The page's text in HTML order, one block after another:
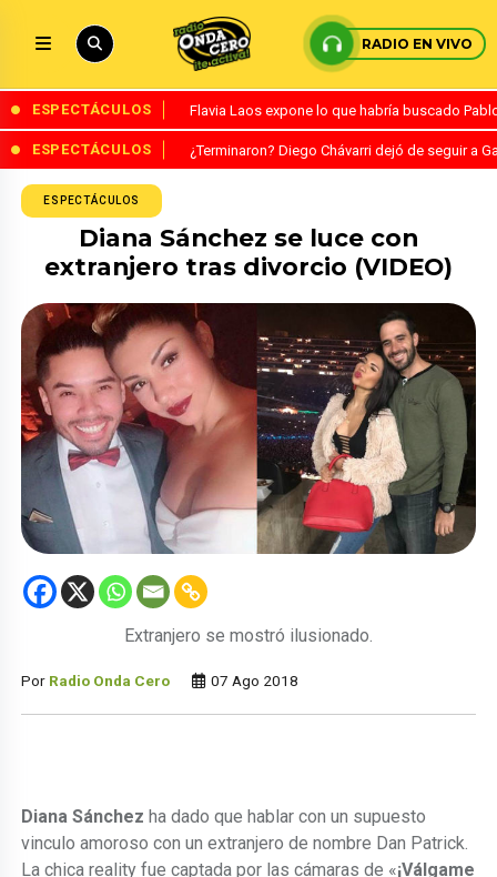
RADIO EN VIVO
ESPECTÁCULOS Flavia Laos expone lo que habría buscado
ESPECTÁCULOS ¿Terminaron? Diego Chávarri dejó de seguir a
ESPECTÁCULOS
Diana Sánchez se luce con
extranjero tras divorcio (VIDEO)
Extranjero se mostró ilusionado.
Por Radio Onda Cero 07 Ago 2018
Diana Sánchez ha dado que hablar con un supuesto
vinculo amoroso con un extranjero de nombre Dan Patrick.
La chica reality fue captada por las cámaras de «¡Válgame